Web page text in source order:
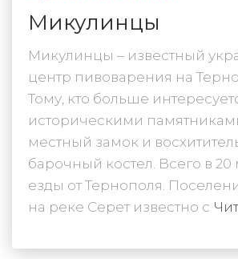
Микулинцы
Микулинцы – известный
центр пивоварения на
Тому, кто больше
историческими
местный замок и
барочный костел. Всего в 20
езды от Тернополя.
на реке Серет известно с